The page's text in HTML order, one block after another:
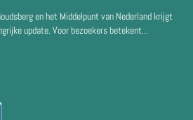
en het Middelpunt van Nederland krijgt
update. Voor bezoekers betekent...